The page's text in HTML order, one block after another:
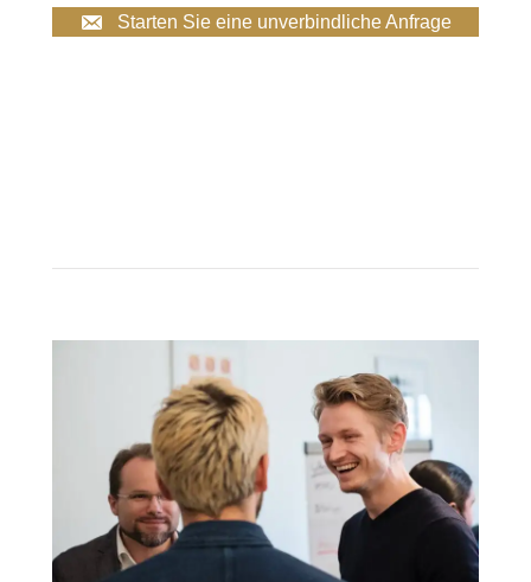
Starten Sie eine unverbindliche Anfrage